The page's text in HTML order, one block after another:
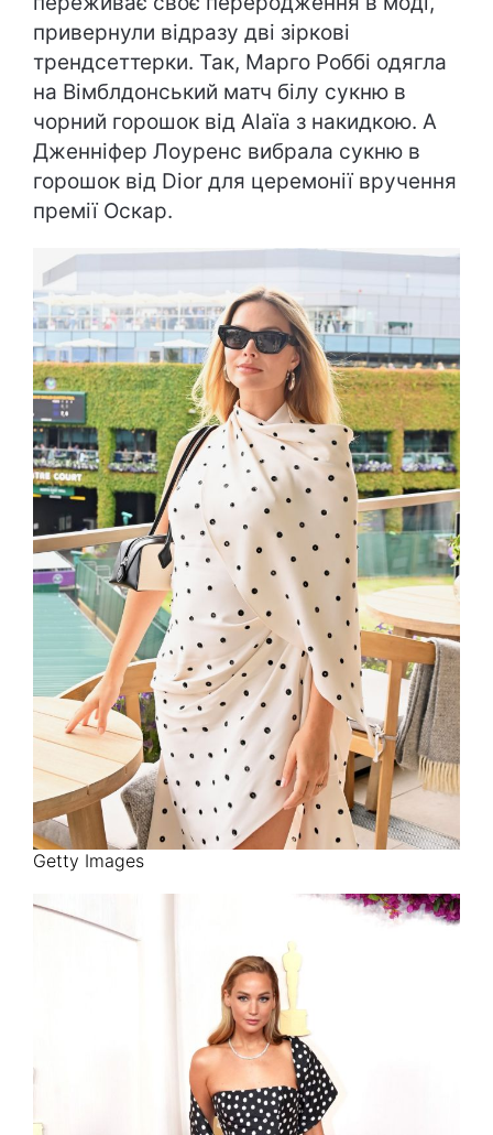
привернули відразу дві зіркові
трендсеттерки. Так, Марго Роббі одягла
на Вімблдонський матч білу сукню в
чорний горошок від Alaïa з накидкою. А
Дженніфер Лоуренс вибрала сукню в
горошок від Dior для церемонії вручення
премії Оскар.
Getty Images